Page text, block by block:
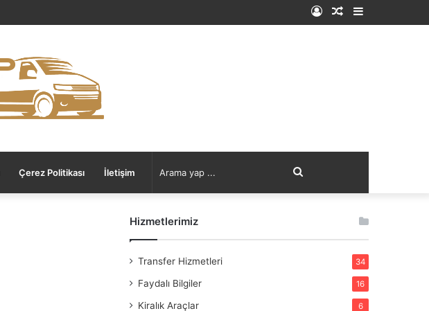
Kenar
Rastgele
Kayıt
Çerez Politikası İletişim Arama
Hizmetlerimiz
Transfer Hizmetleri 34
Faydalı Bilgiler 16
Kiralık Araçlar 6